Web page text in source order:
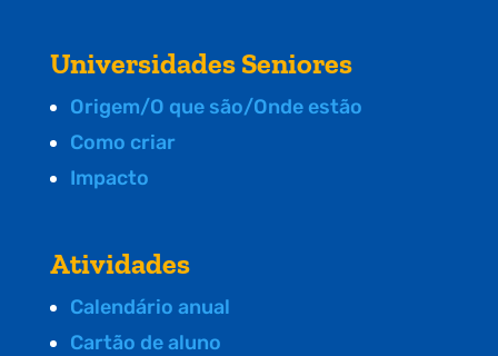
Universidades Seniores
Origem/O que são/Onde estão
Como criar
Impacto
Atividades
Calendário anual
Cartão de aluno